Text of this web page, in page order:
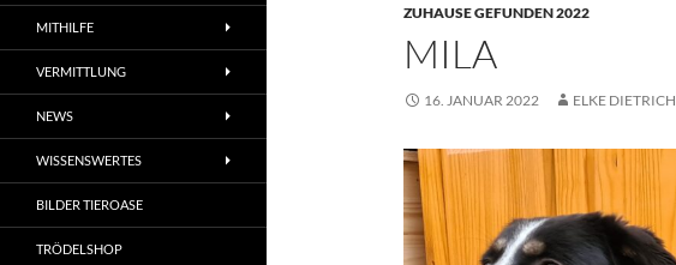
ZUHAUSE GEFUNDEN 2022
MILA
16. JANUAR 2022 ELKE DIETRICH
MITHILFE
VERMITTLUNG
NEWS
WISSENSWERTES
BILDER TIEROASE
TRÖDELSHOP